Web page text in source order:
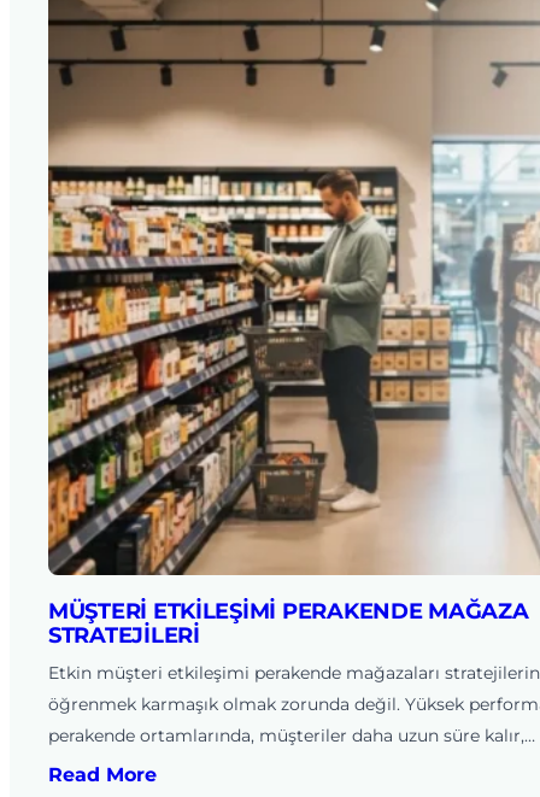
MÜŞTERI ETKILEŞIMI PERAKENDE MAĞAZA
STRATEJILERI
Etkin müşteri etkileşimi perakende mağazaları
öğrenmek karmaşık olmak zorunda değil. Yüksek
perakende ortamlarında, müşteriler daha uzun süre kalır,…
Read More